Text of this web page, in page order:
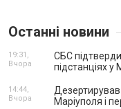
Останні новини
СБС
підстанціях у
19:31,
Вчора
Дезертирував
Маріуполя і
14:44,
Вчора